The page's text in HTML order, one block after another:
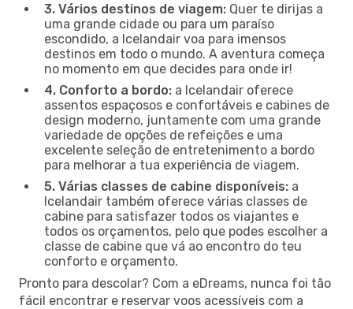
3. Vários destinos de viagem: Quer te dirijas a
uma grande cidade ou para um paraíso
escondido, a Icelandair voa para imensos
destinos em todo o mundo. A aventura começa
no momento em que decides para onde ir!
4. Conforto a bordo: a Icelandair oferece
assentos espaçosos e confortáveis e cabines de
design moderno, juntamente com uma grande
variedade de opções de refeições e uma
excelente seleção de entretenimento a bordo
para melhorar a tua experiência de viagem.
5. Várias classes de cabine disponíveis: a
Icelandair também oferece várias classes de
cabine para satisfazer todos os viajantes e
todos os orçamentos, pelo que podes escolher a
classe de cabine que vá ao encontro do teu
conforto e orçamento.
Pronto para descolar? Com a eDreams, nunca foi tão
fácil encontrar e reservar voos acessíveis com a